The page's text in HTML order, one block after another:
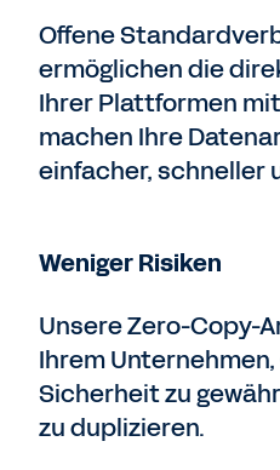
Offene
ermöglichen die
Ihrer Plattformen
machen Ihre
einfacher, schneller
Weniger Risiken
Unsere Zero-Copy-
Ihrem
Sicherheit zu
zu duplizieren.